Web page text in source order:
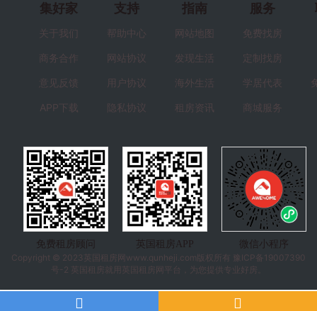
集好家
关于我们
商务合作
意见反馈
APP下载
支持
帮助中心
网站协议
用户协议
隐私协议
指南
网站地图
发现生活
海外生活
租房资讯
服务
免费找房
定制找房
学居代表
商城服务
免费租房顾问 英国租房APP
微信小程序
Copyright © 2023 英国租房 网www.qunheji.com版权所有
豫ICP备19007390
号-2 英国租房就用英国租房网平台，为您提供专业好房。